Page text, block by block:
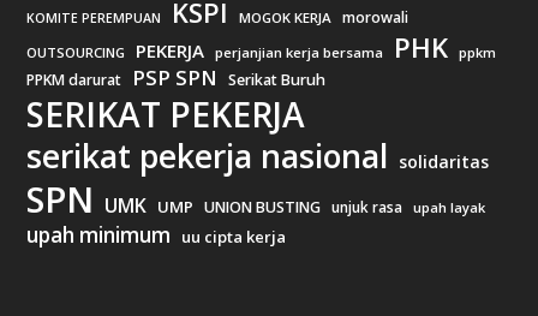
KOMITE PEREMPUAN KSPI MOGOK KERJA morowali
OUTSOURCING PEKERJA perjanjian kerja bersama PHK ppkm
PPKM darurat PSP SPN Serikat Buruh
SERIKAT PEKERJA
serikat pekerja nasional solidaritas
SPN UMK UMP UNION BUSTING unjuk rasa upah layak
upah minimum uu cipta kerja